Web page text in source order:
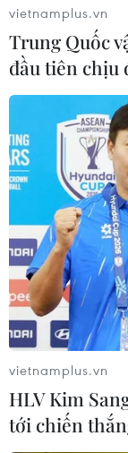
vietnamplus.vn
Trung Quốc
đầu tiên chịu
vietnamplus.vn
HLV Kim
tới chiến